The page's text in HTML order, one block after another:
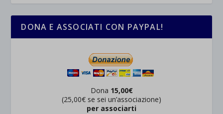
DONA E ASSOCIATI CON PAYPAL!
Dona 15,00€
(25,00€ se sei un’associazione)
per associarti